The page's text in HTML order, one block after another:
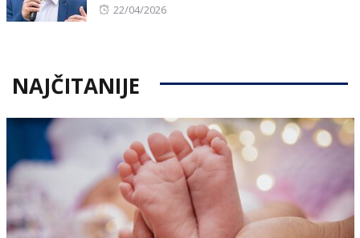
Posted
22/04/2026
NAJČITANIJE